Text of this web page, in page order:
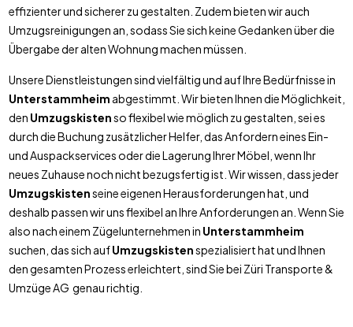
effizienter und sicherer zu gestalten. Zudem bieten wir auch
Umzugsreinigungen an, sodass Sie sich keine Gedanken über die
Übergabe der alten Wohnung machen müssen.
Unsere Dienstleistungen sind vielfältig und auf Ihre Bedürfnisse in
Unterstammheim abgestimmt. Wir bieten Ihnen die Möglichkeit,
den Umzugskistenso flexibel wie möglich zu gestalten, sei es
durch die Buchung zusätzlicher Helfer, das Anfordern eines Ein-
und Auspackservices oder die Lagerung Ihrer Möbel, wenn Ihr
neues Zuhause noch nicht bezugsfertig ist. Wir wissen, dass jeder
Umzugskistenseine eigenen Herausforderungen hat, und
deshalb passen wir uns flexibel an Ihre Anforderungen an. Wenn Sie
also nach einem Zügelunternehmen in Unterstammheim
suchen, das sich aufUmzugskistenspezialisiert hat und Ihnen
den gesamten Prozess erleichtert, sind Sie bei Züri Transporte &
Umzüge AG genau richtig.